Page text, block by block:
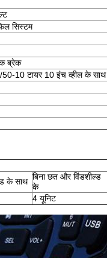
सिस्टम
ब्रेक
50-10 टायर 10 इंच व्हील के साथ
के साथ बिना छत और विंडशील्ड
के
4 यूनिट